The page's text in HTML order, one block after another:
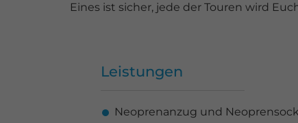
Eines ist sicher, jede der Touren wird
Leistungen
Neoprenanzug und